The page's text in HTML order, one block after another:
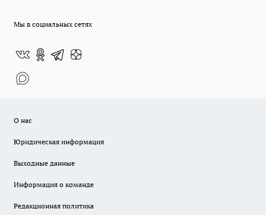
Мы в социальных сетях
О нас
Юридическая информация
Выходные данные
Информация о команде
Редакционная политика